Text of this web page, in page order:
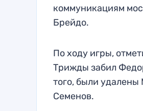
коммуникациям
Брейдо.
По ходу игры,
Трижды забил
того, были
Семенов.